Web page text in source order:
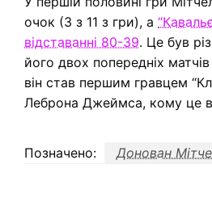
очок (3 з 11 з гри), а
відставанні 80-39. Це був
його двох попередніх
він став першим гравцем
Леброна Джеймса, кому це
Позначено: Донован